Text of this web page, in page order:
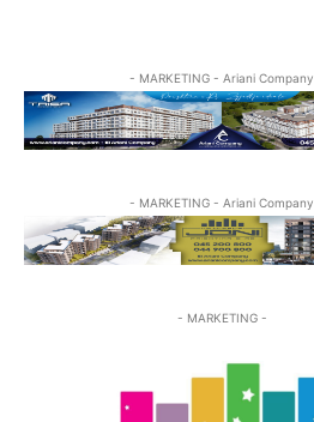
- MARKETING - Ariani Company
- MARKETING - Ariani Company
- MARKETING -